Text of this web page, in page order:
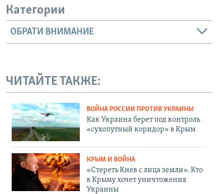
Категории
ОБРАТИ ВНИМАНИЕ
ЧИТАЙТЕ ТАКЖЕ:
ВОЙНА РОССИИ ПРОТИВ УКРАИНЫ
Как Украина берет под контроль
«сухопутный коридор» в Крым
КРЫМ И ВОЙНА
«Стереть Киев с лица земли». Кто
в Крыму хочет уничтожения
Украины